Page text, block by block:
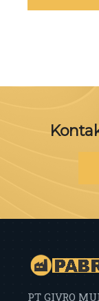
PT GIVRO